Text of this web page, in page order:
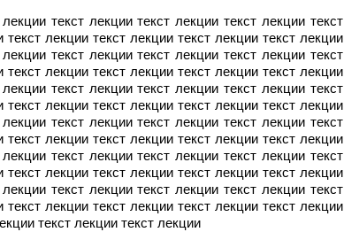
текст лекции текст лекции текст лекции текст
лекции текст лекции текст лекции текст лекции
текст лекции текст лекции текст лекции текст
лекции текст лекции текст лекции текст лекции
текст лекции текст лекции текст лекции текст
лекции текст лекции текст лекции текст лекции
текст лекции текст лекции текст лекции текст
лекции текст лекции текст лекции текст лекции
текст лекции текст лекции текст лекции текст
лекции текст лекции текст лекции текст лекции
текст лекции текст лекции текст лекции текст
лекции текст лекции текст лекции текст лекции
текст лекции текст лекции